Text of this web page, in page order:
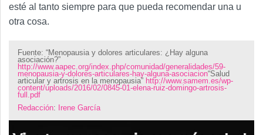
esté al tanto siempre para que pueda recomendar una u
otra cosa.
Fuente: “Menopausia y dolores articulares: ¿Hay alguna
asociación?”
http://www.aapec.org/index.php/comunidad/generalidades/59-
menopausia-y-dolores-articulares-hay-alguna-asociacion“Salud
articular y artrosis en la menopausia” http://www.samem.es/wp-
content/uploads/2016/02/0845-01-elena-ruiz-domingo-artrosis-
full.pdf
Redacción: Irene García